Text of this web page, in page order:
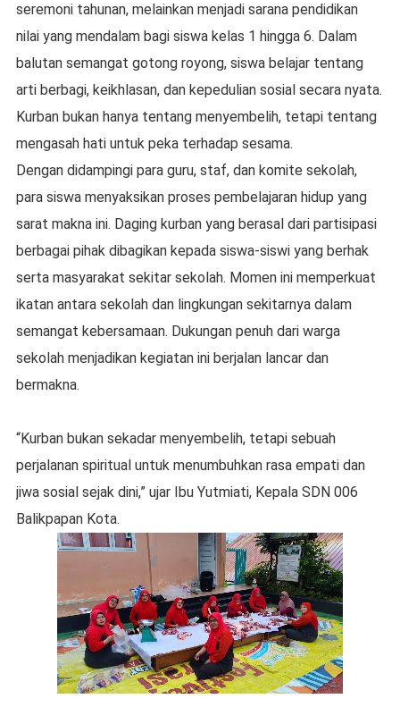
seremoni tahunan, melainkan menjadi sarana pendidikan
nilai yang mendalam bagi siswa kelas 1 hingga 6. Dalam
balutan semangat gotong royong, siswa belajar tentang
arti berbagi, keikhlasan, dan kepedulian sosial secara nyata.
Kurban bukan hanya tentang menyembelih, tetapi tentang
mengasah hati untuk peka terhadap sesama.
Dengan didampingi para guru, staf, dan komite sekolah,
para siswa menyaksikan proses pembelajaran hidup yang
sarat makna ini. Daging kurban yang berasal dari partisipasi
berbagai pihak dibagikan kepada siswa-siswi yang berhak
serta masyarakat sekitar sekolah. Momen ini memperkuat
ikatan antara sekolah dan lingkungan sekitarnya dalam
semangat kebersamaan. Dukungan penuh dari warga
sekolah menjadikan kegiatan ini berjalan lancar dan
bermakna.
“Kurban bukan sekadar menyembelih, tetapi sebuah
perjalanan spiritual untuk menumbuhkan rasa empati dan
jiwa sosial sejak dini,” ujar Ibu Yutmiati, Kepala SDN 006
Balikpapan Kota.